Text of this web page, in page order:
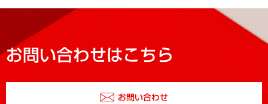
お問い合わせはこちら
お問い合わせ